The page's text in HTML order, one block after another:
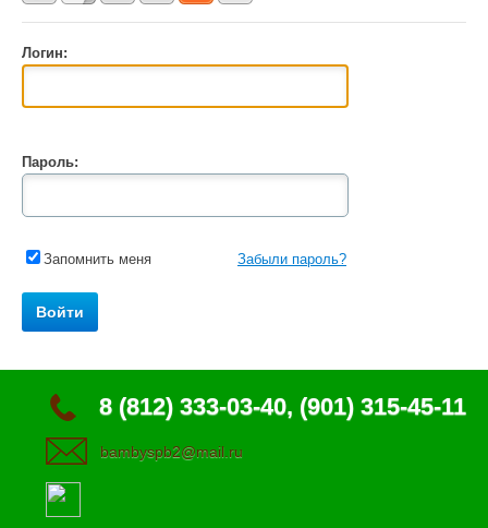
Логин:
Пароль:
Запомнить меня Забыли пароль?
8 (812) 333-03-40, (901) 315-45-11
bambyspb2@mail.ru